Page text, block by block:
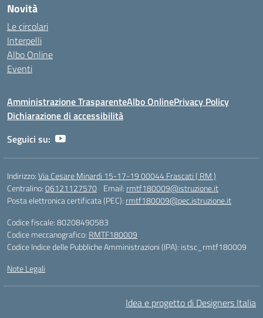
Novità
Le circolari
Interpelli
Albo Online
Eventi
Amministrazione TrasparenteAlbo OnlinePrivacy Policy
Dichiarazione di accessibilità
Seguici su:
Indirizzo:Via Cesare Minardi 15-17-19 00044 Frascati ( RM )
Centralino:06121127570 Email: rmtf180009@istruzione.it
Posta elettronica certificata (PEC): rmtf180009@pec.istruzione.it
Codice fiscale: 80208490583
Codice meccanografico: RMTF180009
Codice Indice delle Pubbliche Amministrazioni (IPA): istsc_rmtf180009
Note Legali
Idea e progetto di Designers Italia